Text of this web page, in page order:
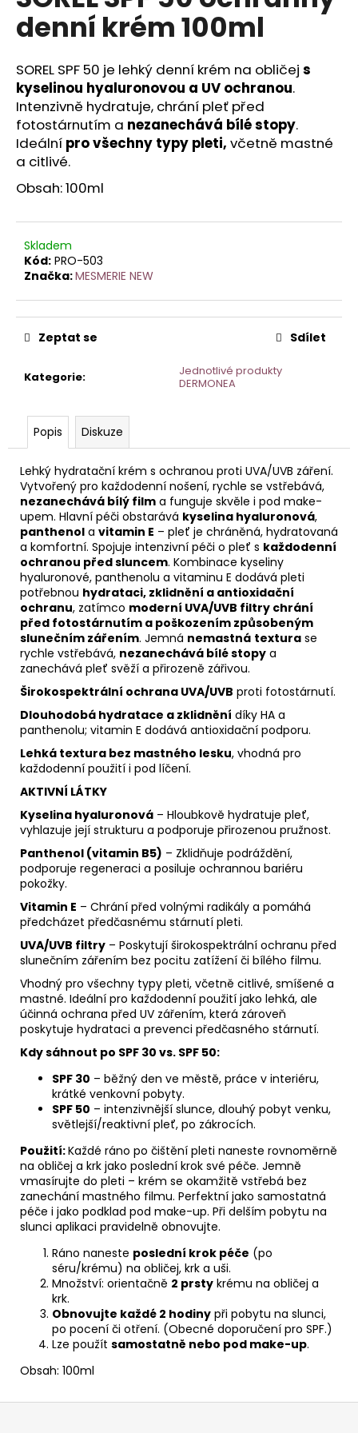
0,0
z
hvězdiček.
denní krém 100ml
SOREL SPF 50 je lehký denní krém na obličej s
kyselinou hyaluronovou a UV ochranou.
Intenzivně hydratuje, chrání pleť před
fotostárnutím a nezanechává bílé stopy.
Ideální pro všechny typy pleti, včetně mastné
a citlivé.
Obsah: 100ml
Skladem
Kód: PRO-503
Značka:MESMERIE NEW
Kategorie:
Jednotlivé produkty
DERMONEA
Zeptat se Sdílet
Popis Diskuze
Lehký hydratační krém s ochranou proti UVA/UVB záření.
Vytvořený pro každodenní nošení, rychle se vstřebává,
nezanechává bílý film a funguje skvěle i pod make-
upem. Hlavní péči obstarává kyselina hyaluronová,
panthenol a vitamin E – pleť je chráněná, hydratovaná
a komfortní. Spojuje intenzivní péči o pleť s každodenní
ochranou před sluncem. Kombinace kyseliny
hyaluronové, panthenolu a vitaminu E dodává pleti
potřebnou hydrataci, zklidnění a antioxidační
ochranu, zatímco moderní UVA/UVB filtry chrání
před fotostárnutím a poškozením způsobeným
slunečním zářením. Jemná nemastná textura se
rychle vstřebává, nezanechává bílé stopy a
zanechává pleť svěží a přirozeně zářivou.
Širokospektrální ochrana UVA/UVB proti fotostárnutí.
Dlouhodobá hydratace a zklidnění díky HA a
panthenolu; vitamin E dodává antioxidační podporu.
Lehká textura bez mastného lesku, vhodná pro
každodenní použití i pod líčení.
AKTIVNÍ LÁTKY
Kyselina hyaluronová – Hloubkově hydratuje pleť,
vyhlazuje její strukturu a podporuje přirozenou pružnost.
Panthenol (vitamin B5) – Zklidňuje podráždění,
podporuje regeneraci a posiluje ochrannou bariéru
pokožky.
Vitamin E – Chrání před volnými radikály a pomáhá
předcházet předčasnému stárnutí pleti.
UVA/UVB filtry – Poskytují širokospektrální ochranu před
slunečním zářením bez pocitu zatížení či bílého filmu.
Vhodný pro všechny typy pleti, včetně citlivé, smíšené a
mastné. Ideální pro každodenní použití jako lehká, ale
účinná ochrana před UV zářením, která zároveň
poskytuje hydrataci a prevenci předčasného stárnutí.
Kdy sáhnout po SPF 30 vs. SPF 50:
SPF 30 – běžný den ve městě, práce v interiéru,
krátké venkovní pobyty.
SPF 50 – intenzivnější slunce, dlouhý pobyt venku,
světlejší/reaktivní pleť, po zákrocích.
Použití:Každé ráno po čištění pleti naneste rovnoměrně
na obličej a krk jako poslední krok své péče. Jemně
vmasírujte do pleti – krém se okamžitě vstřebá bez
zanechání mastného filmu. Perfektní jako samostatná
péče i jako podklad pod make-up. Při delším pobytu na
slunci aplikaci pravidelně obnovujte.
Ráno naneste poslední krok péče (po
séru/krému) na obličej, krk a uši.
Množství: orientačně 2 prsty krému na obličej a
krk.
Obnovujte každé 2 hodiny při pobytu na slunci,
po pocení či otření. (Obecné doporučení pro SPF.)
Lze použít samostatně nebo pod make-up.
Obsah: 100ml
a
j
í
t
?
D
o
o
u
u
e
GENTLE
DEEP
VYROVNÁVACÍ
TONIK
PRO
NORMÁLNÍ,
SUCHOU
A
CITLIVOU
PLEŤ
HOME
Z